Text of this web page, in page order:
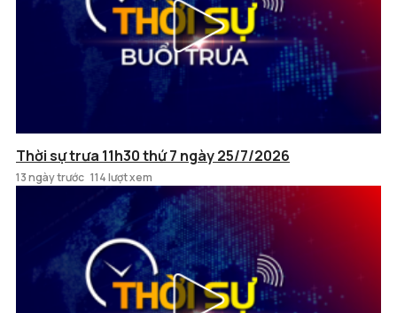
Thời sự trưa 11h30 thứ 7 ngày 25/7/2026
13 ngày trước 114 lượt xem